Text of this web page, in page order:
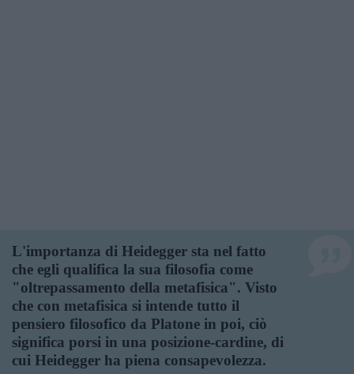
L'importanza di Heidegger sta nel fatto
che egli qualifica la sua filosofia come
"oltrepassamento della metafisica". Visto
che con metafisica si intende tutto il
pensiero filosofico da Platone in poi, ciò
significa porsi in una posizione-cardine, di
cui Heidegger ha piena consapevolezza.